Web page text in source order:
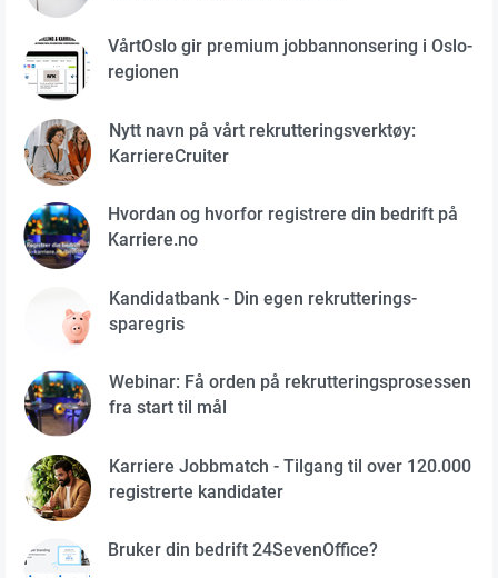
VårtOslo gir premium jobbannonsering i Oslo-
regionen
Nytt navn på vårt rekrutteringsverktøy:
KarriereCruiter
Hvordan og hvorfor registrere din bedrift på
Karriere.no
Kandidatbank - Din egen rekrutterings-
sparegris
Webinar: Få orden på rekrutteringsprosessen
fra start til mål
Karriere Jobbmatch - Tilgang til over 120.000
registrerte kandidater
Bruker din bedrift 24SevenOffice?